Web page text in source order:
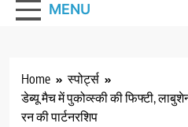
MENU
Home
स्पोर्ट्स
डेब्यू मैच में पुकोव्स्की की फिफ्टी,
रन की पार्टनरशिप